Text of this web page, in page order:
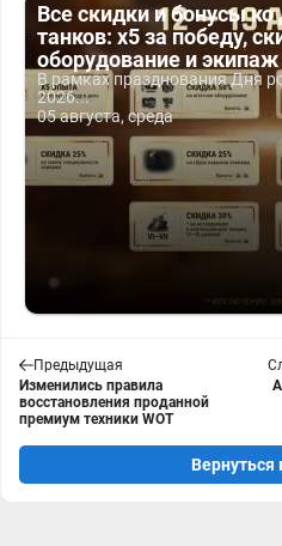
Все скидки и бонусы
танков: x5 за победу,
оборудование и экипаж
В рамках празднования Дня
2026...
05 августа, среда
Предыдущая
Изменились правила
восстановления проданной
премиум техники WOT
Вернуться